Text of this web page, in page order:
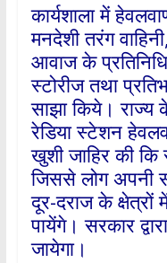
कार्यशाला में
मनदेशी तरंग
आवाज के
स्टोरीज तथा
साझा किये। राज्य
रेडिया स्टेशन
खुशी जाहिर की
जिससे लोग अपनी
दूर-दराज के
पायेंगे। सरकार
जायेगा।